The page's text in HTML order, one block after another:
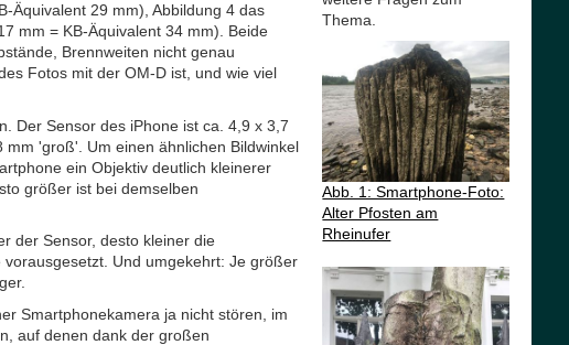
Äquivalent 29 mm), Abbildung 4 das
mm = KB-Äquivalent 34 mm). Beide
Brennweiten nicht genau
Fotos mit der OM-D ist, und wie viel
Der Sensor des iPhone ist ca. 4,9 x 3,7
'groß'. Um einen ähnlichen Bildwinkel
ein Objektiv deutlich kleinerer
größer ist bei demselben
der Sensor, desto kleiner die
Und umgekehrt: Je größer
Smartphonekamera ja nicht stören, im
auf denen dank der großen
Thema.
Abb. 1: Smartphone-Foto:
Alter Pfosten am
Rheinufer